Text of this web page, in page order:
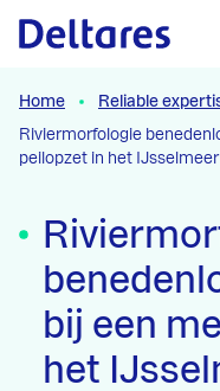
Naar hoofdcontent
Home Reliable
Riviermorfologie
peilopzet in het IJsselmeer
bij een
het